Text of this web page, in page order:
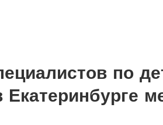
по